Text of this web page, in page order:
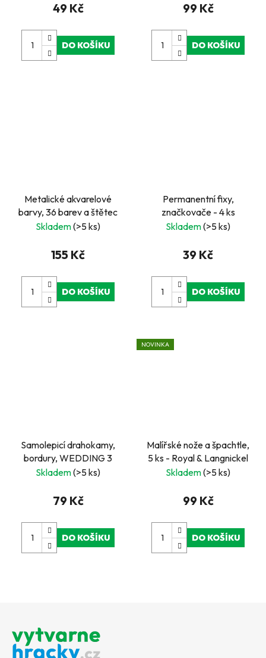
49 Kč
DO KOŠÍKU
99 Kč
DO KOŠÍKU
Metalické akvarelové
barvy, 36 barev a štětec
Skladem(>5 ks)
155 Kč
DO KOŠÍKU
Permanentní fixy,
značkovače - 4 ks
Skladem(>5 ks)
39 Kč
DO KOŠÍKU
Samolepicí drahokamy,
bordury, WEDDING 3
Skladem(>5 ks)
79 Kč
DO KOŠÍKU
NOVINKA
Malířské nože a špachtle,
5 ks - Royal & Langnickel
Skladem(>5 ks)
99 Kč
DO KOŠÍKU